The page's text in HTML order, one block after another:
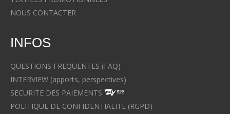
NOUS CONTACTER
INFOS
QUESTIONS FREQUENTES (FAQ)
INTERVIEW (apports, perspectives)
SECURITE DES PAIEMENTS
POLITIQUE DE CONFIDENTIALITE (RGPD)